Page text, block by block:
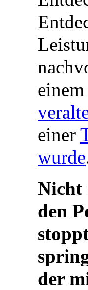
einer
wurde
Nicht
den
der